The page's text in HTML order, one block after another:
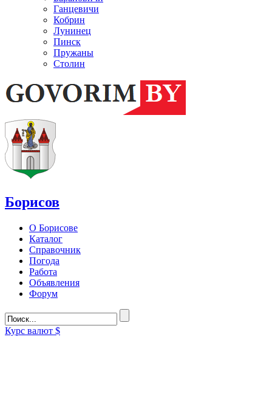
Ганцевичи
Кобрин
Лунинец
Пинск
Пружаны
Столин
Борисов
О Борисове
Каталог
Справочник
Погода
Работа
Объявления
Форум
Курс валют $